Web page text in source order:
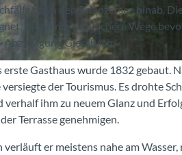
bis in den Brienzersee hinab.
Wenn man einfachere Wege
Giessbach».
Gasthaus wurde 1832 gebaut.
der Tourismus. Es drohte
ihm zu neuem Glanz und
Terrasse genehmigen.
er meistens nahe am